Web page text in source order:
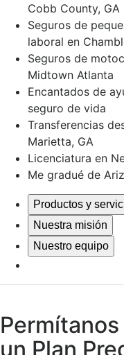
Cobb County, GA
Seguros de
laboral en
Seguros de
Midtown Atlanta
Encantados de
seguro de vida
Transferencias
Marietta, GA
Licenciatura en
Me gradué de
Productos y
Nuestra misión
Nuestro equipo
un Plan